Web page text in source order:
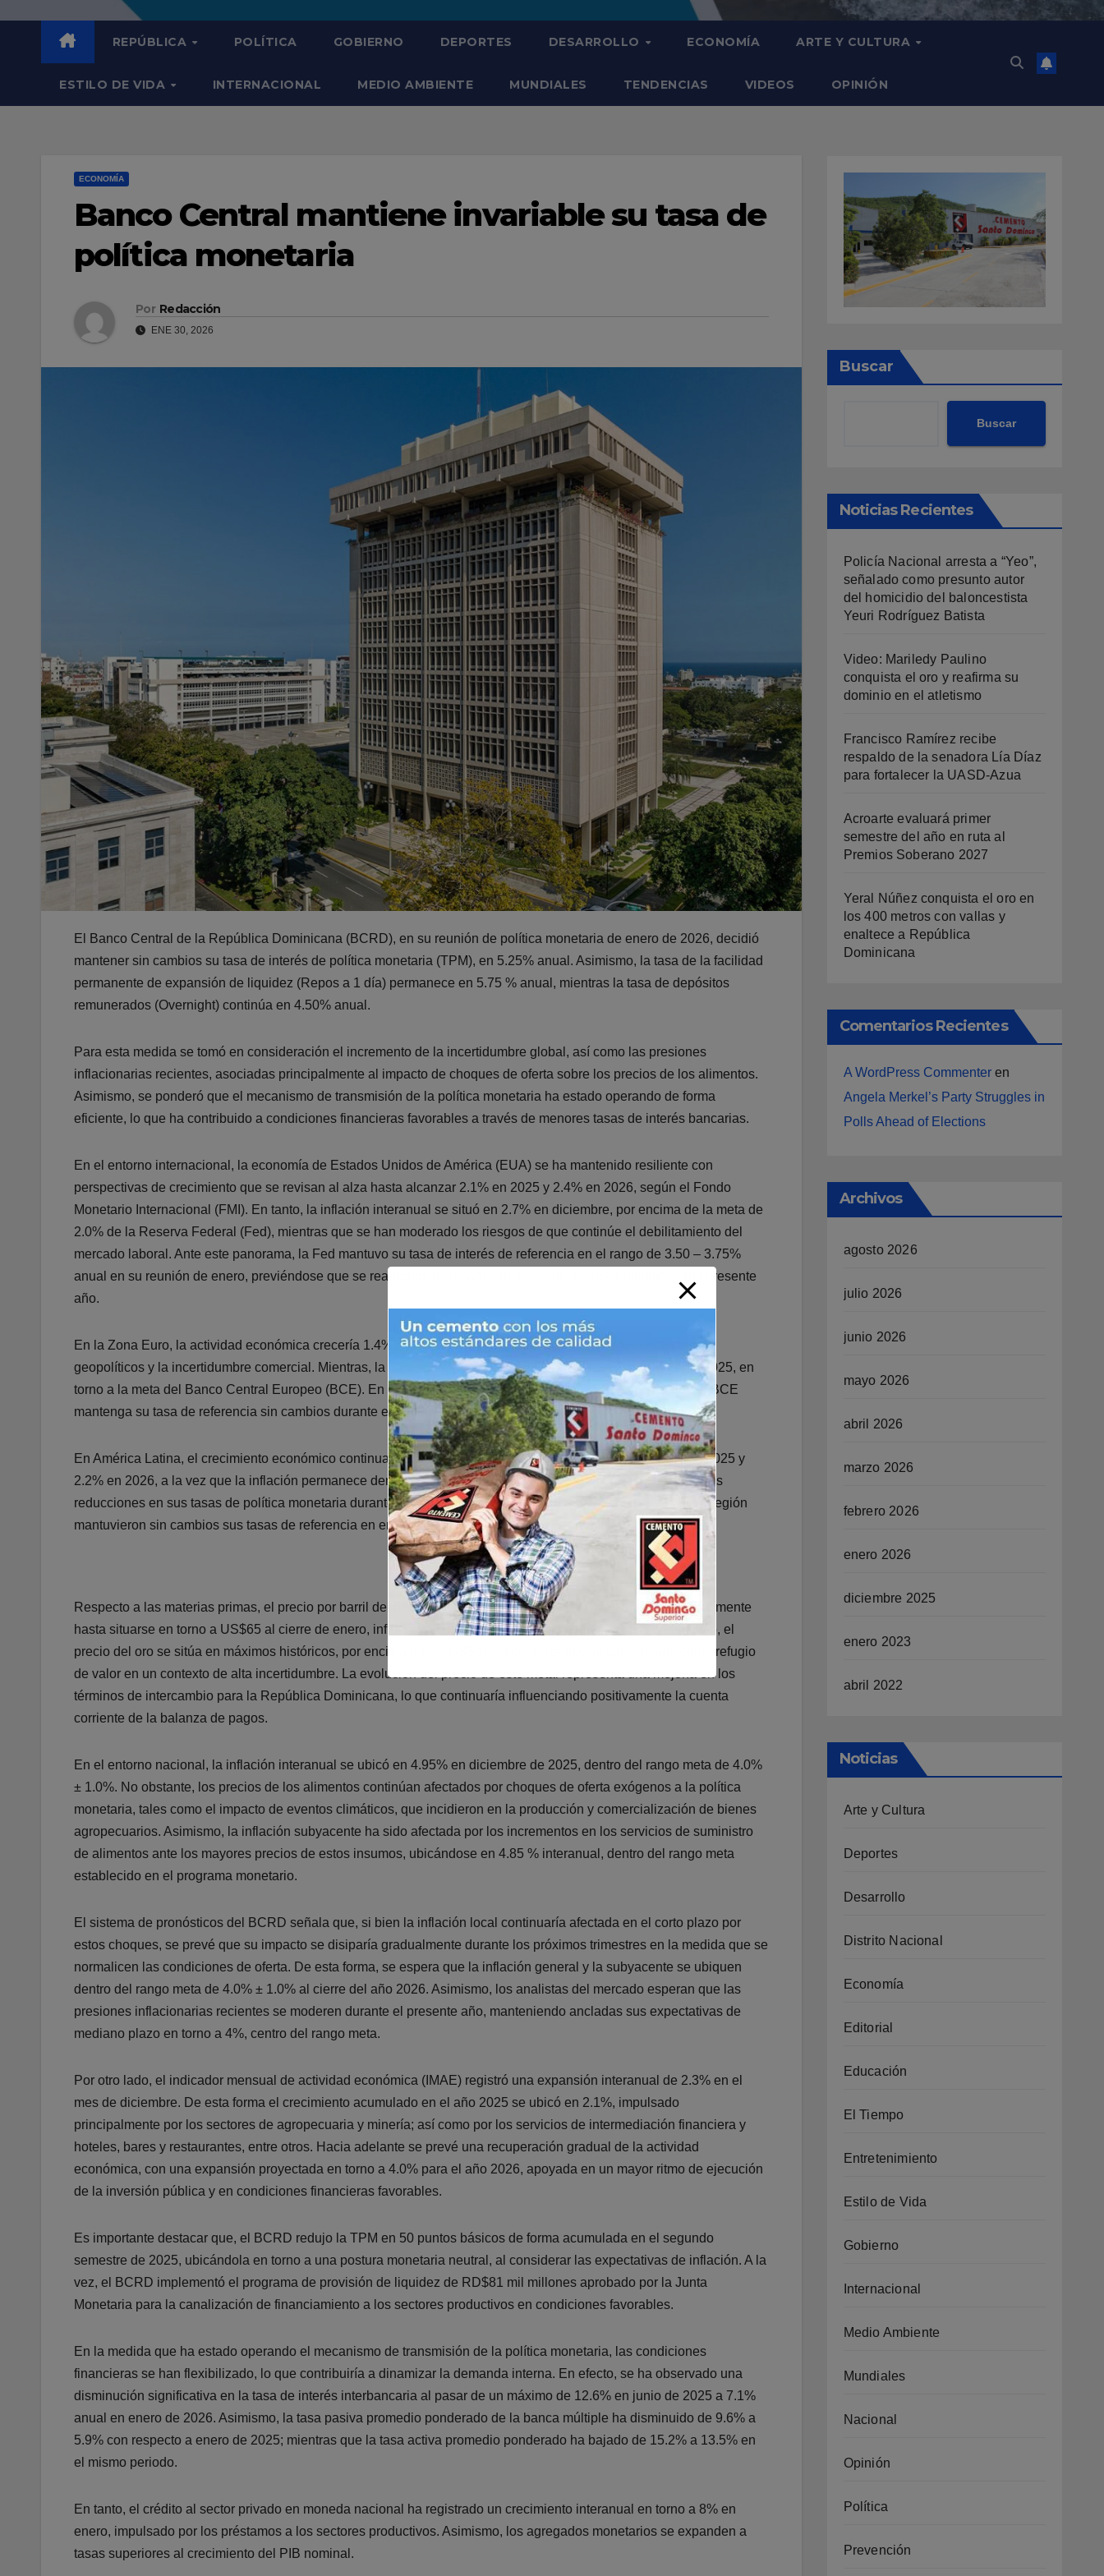
REPÚBLICA POLÍTICA GOBIERNO DEPORTES DESARROLLO ECONOMÍA ARTE Y CULTURA
ESTILO DE VIDA INTERNACIONAL MEDIO AMBIENTE MUNDIALES TENDENCIAS VIDEOS OPINIÓN
ECONOMÍA
Banco Central mantiene invariable su tasa de
política monetaria
Por Redacción
ENE 30, 2026
El Banco Central de la República Dominicana (BCRD), en su reunión de política monetaria de enero de 2026, decidió
mantener sin cambios su tasa de interés de política monetaria (TPM), en 5.25% anual. Asimismo, la tasa de la facilidad
permanente de expansión de liquidez (Repos a 1 día) permanece en 5.75 % anual, mientras la tasa de depósitos
remunerados (Overnight) continúa en 4.50% anual.
Para esta medida se tomó en consideración el incremento de la incertidumbre global, así como las presiones
inflacionarias recientes, asociadas principalmente al impacto de choques de oferta sobre los precios de los alimentos.
Asimismo, se ponderó que el mecanismo de transmisión de la política monetaria ha estado operando de forma
eficiente, lo que ha contribuido a condiciones financieras favorables a través de menores tasas de interés bancarias.
En el entorno internacional, la economía de Estados Unidos de América (EUA) se ha mantenido resiliente con
perspectivas de crecimiento que se revisan al alza hasta alcanzar 2.1% en 2025 y 2.4% en 2026, según el Fondo
Monetario Internacional (FMI). En tanto, la inflación interanual se situó en 2.7% en diciembre, por encima de la meta de
2.0% de la Reserva Federal (Fed), mientras que se han moderado los riesgos de que continúe el debilitamiento del
mercado laboral. Ante este panorama, la Fed mantuvo su tasa de interés de referencia en el rango de 3.50 – 3.75%
anual en su reunión de enero, previéndose que se reanuden los recortes de tasas de interés a mediados del presente
año.
En la Zona Euro, la actividad económica crecería 1.4% en 2025 y 1.3% en 2026, afectada por los conflictos
geopolíticos y la incertidumbre comercial. Mientras, la inflación interanual se ubicó en 1.9% en diciembre de 2025, en
torno a la meta del Banco Central Europeo (BCE). En este contexto, los analistas de mercado esperan que el BCE
mantenga su tasa de referencia sin cambios durante el año 2026.
En América Latina, el crecimiento económico continuaría moderado, con una expansión prevista de 2.4% en 2025 y
2.2% en 2026, a la vez que la inflación permanece dentro del rango meta en casi todos los países. Luego de las
reducciones en sus tasas de política monetaria durante el año 2025, la mayoría de los bancos centrales de la región
mantuvieron sin cambios sus tasas de referencia en enero de 2026.
Respecto a las materias primas, el precio por barril del petróleo intermedio de Texas (WTI) incrementó recientemente
hasta situarse en torno a US$65 al cierre de enero, influenciado por mayores tensiones geopolíticas. Asimismo, el
precio del oro se sitúa en máximos históricos, por encima de los US$5,000 por onza troy, al ser utilizado como refugio
de valor en un contexto de alta incertidumbre. La evolución del precio de este metal representa una mejoría en los
términos de intercambio para la República Dominicana, lo que continuaría influenciando positivamente la cuenta
corriente de la balanza de pagos.
En el entorno nacional, la inflación interanual se ubicó en 4.95% en diciembre de 2025, dentro del rango meta de 4.0%
± 1.0%. No obstante, los precios de los alimentos continúan afectados por choques de oferta exógenos a la política
monetaria, tales como el impacto de eventos climáticos, que incidieron en la producción y comercialización de bienes
agropecuarios. Asimismo, la inflación subyacente ha sido afectada por los incrementos en los servicios de suministro
de alimentos ante los mayores precios de estos insumos, ubicándose en 4.85 % interanual, dentro del rango meta
establecido en el programa monetario.
El sistema de pronósticos del BCRD señala que, si bien la inflación local continuaría afectada en el corto plazo por
estos choques, se prevé que su impacto se disiparía gradualmente durante los próximos trimestres en la medida que se
normalicen las condiciones de oferta. De esta forma, se espera que la inflación general y la subyacente se ubiquen
dentro del rango meta de 4.0% ± 1.0% al cierre del año 2026. Asimismo, los analistas del mercado esperan que las
presiones inflacionarias recientes se moderen durante el presente año, manteniendo ancladas sus expectativas de
mediano plazo en torno a 4%, centro del rango meta.
Por otro lado, el indicador mensual de actividad económica (IMAE) registró una expansión interanual de 2.3% en el
mes de diciembre. De esta forma el crecimiento acumulado en el año 2025 se ubicó en 2.1%, impulsado
principalmente por los sectores de agropecuaria y minería; así como por los servicios de intermediación financiera y
hoteles, bares y restaurantes, entre otros. Hacia adelante se prevé una recuperación gradual de la actividad
económica, con una expansión proyectada en torno a 4.0% para el año 2026, apoyada en un mayor ritmo de ejecución
de la inversión pública y en condiciones financieras favorables.
Es importante destacar que, el BCRD redujo la TPM en 50 puntos básicos de forma acumulada en el segundo
semestre de 2025, ubicándola en torno a una postura monetaria neutral, al considerar las expectativas de inflación. A la
vez, el BCRD implementó el programa de provisión de liquidez de RD$81 mil millones aprobado por la Junta
Monetaria para la canalización de financiamiento a los sectores productivos en condiciones favorables.
En la medida que ha estado operando el mecanismo de transmisión de la política monetaria, las condiciones
financieras se han flexibilizado, lo que contribuiría a dinamizar la demanda interna. En efecto, se ha observado una
disminución significativa en la tasa de interés interbancaria al pasar de un máximo de 12.6% en junio de 2025 a 7.1%
anual en enero de 2026. Asimismo, la tasa pasiva promedio ponderado de la banca múltiple ha disminuido de 9.6% a
5.9% con respecto a enero de 2025; mientras que la tasa activa promedio ponderado ha bajado de 15.2% a 13.5% en
el mismo periodo.
En tanto, el crédito al sector privado en moneda nacional ha registrado un crecimiento interanual en torno a 8% en
enero, impulsado por los préstamos a los sectores productivos. Asimismo, los agregados monetarios se expanden a
tasas superiores al crecimiento del PIB nominal.
Buscar
Buscar
Noticias Recientes
Policía Nacional arresta a “Yeo”,
señalado como presunto autor
del homicidio del baloncestista
Yeuri Rodríguez Batista
Video: Mariledy Paulino
conquista el oro y reafirma su
dominio en el atletismo
Francisco Ramírez recibe
respaldo de la senadora Lía Díaz
para fortalecer la UASD-Azua
Acroarte evaluará primer
semestre del año en ruta al
Premios Soberano 2027
Yeral Núñez conquista el oro en
los 400 metros con vallas y
enaltece a República
Dominicana
Comentarios Recientes
A WordPress Commenteren
Angela Merkel’s Party Struggles in
Polls Ahead of Elections
Archivos
agosto 2026
julio 2026
junio 2026
mayo 2026
abril 2026
marzo 2026
febrero 2026
enero 2026
diciembre 2025
enero 2023
abril 2022
Noticias
Arte y Cultura
Deportes
Desarrollo
Distrito Nacional
Economía
Editorial
Educación
El Tiempo
Entretenimiento
Estilo de Vida
Gobierno
Internacional
Medio Ambiente
Mundiales
Nacional
Opinión
Política
Prevención